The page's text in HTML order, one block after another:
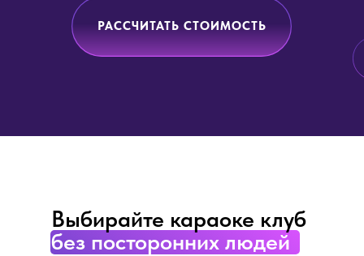
РАССЧИТАТЬ СТОИМОСТЬ
Выбирайте караоке клуб
без посторонних людей